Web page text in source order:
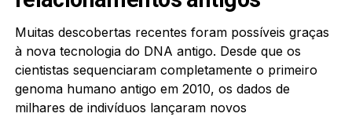
Muitas descobertas recentes foram possíveis graças
à nova tecnologia do DNA antigo. Desde que os
cientistas sequenciaram completamente o primeiro
genoma humano antigo em 2010, os dados de
milhares de indivíduos lançaram novos